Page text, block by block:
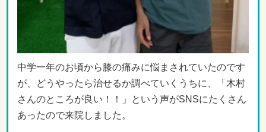
中学一年のお頃から膝の痛みに悩まされていたのです
が、どうやったら治せるか調べていくうちに、「木村
さんのところが良い！！」という声がSNSにたくさん
あったので来院しました。